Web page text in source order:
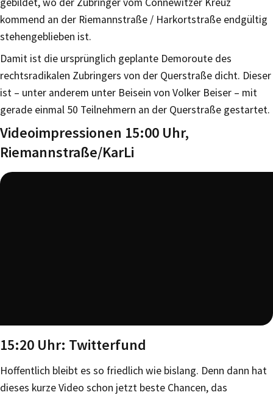
kommend an der Riemannstraße / Harkortstraße endgültig
stehengeblieben ist.
Damit ist die ursprünglich geplante Demoroute des
rechtsradikalen Zubringers von der Querstraße dicht. Dieser
ist – unter anderem unter Beisein von Volker Beiser – mit
gerade einmal 50 Teilnehmern an der Querstraße gestartet.
Videoimpressionen 15:00 Uhr,
Riemannstraße/KarLi
15:20 Uhr: Twitterfund
Hoffentlich bleibt es so friedlich wie bislang. Denn dann hat
dieses kurze Video schon jetzt beste Chancen, das